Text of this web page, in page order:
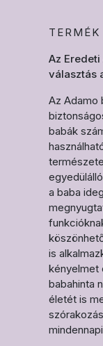
Az
választás
Az Adamo
babák
a baba
is
kényelmet
babahinta
életét is